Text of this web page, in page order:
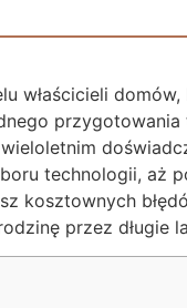
właścicieli
technologii, aż
kosztownych
przez długie